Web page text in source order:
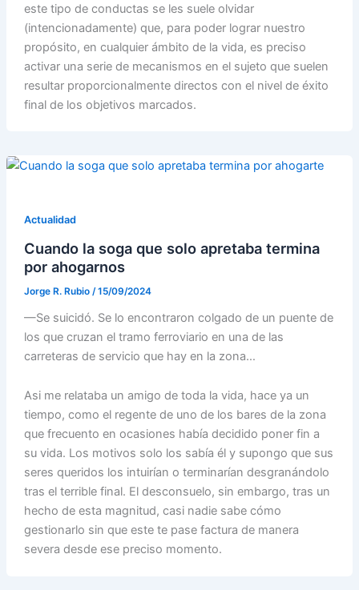
este tipo de conductas se les suele olvidar
(intencionadamente) que, para poder lograr nuestro
propósito, en cualquier ámbito de la vida, es preciso
activar una serie de mecanismos en el sujeto que suelen
resultar proporcionalmente directos con el nivel de éxito
final de los objetivos marcados.
Actualidad
Cuando la soga que solo apretaba termina
por ahogarnos
Jorge R. Rubio /15/09/2024
—Se suicidó. Se lo encontraron colgado de un puente de
los que cruzan el tramo ferroviario en una de las
carreteras de servicio que hay en la zona…
Asi me relataba un amigo de toda la vida, hace ya un
tiempo, como el regente de uno de los bares de la zona
que frecuento en ocasiones había decidido poner fin a
su vida. Los motivos solo los sabía él y supongo que sus
seres queridos los intuirían o terminarían desgranándolo
tras el terrible final. El desconsuelo, sin embargo, tras un
hecho de esta magnitud, casi nadie sabe cómo
gestionarlo sin que este te pase factura de manera
severa desde ese preciso momento.